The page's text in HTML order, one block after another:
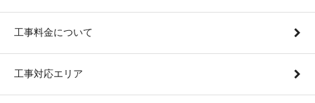
工事料金について
工事対応エリア